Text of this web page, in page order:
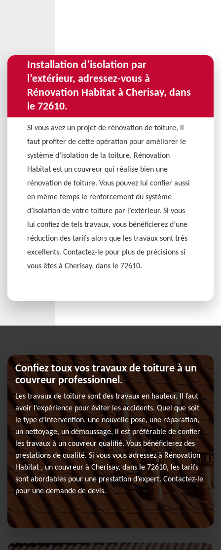
Installation d’isolation par
l’extérieur, adressez-vous à
Rénovation Habitat à Cherisay, dans
le 72610.
Si vous avez un projet de rénovation de toiture, il
faut profiter de cette opération pour améliorer le
système d’isolation de la toiture. Rénovation
Habitat est un couvreur qui réalise bien une
rénovation de toiture. Vous pouvez lui confier aussi
en même temps le renforcement du système
d’isolation de votre toiture par l’extérieur. Si vous
lui confiez de tels travaux, vous bénéficierez d’une
réduction des tarifs alors que les travaux sont très
excellents. Contactez-le pour plus de précisions si
vous êtes à Cherisay, dans le 72610.
Confiez toux vos travaux de toiture à un
couvreur professionnel.
Les travaux de toiture sont des travaux en hauteur. Il faut
avoir l’expérience pour éviter les accidents. Quel que soit
le type d’intervention, une nouvelle pose, une réparation,
un nettoyage, un démoussage, il est préférable de confier
les travaux à un couvreur qualifié. Vous bénéficierez des
prestations de qualité. Si vous vous adressez à Rénovation
Habitat , un couvreur à Cherisay, dans le 72610, les tarifs
sont abordables pour une prestation d’expert. Contactez-le
pour une demande de devis.